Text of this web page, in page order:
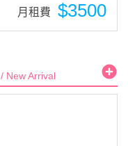
$3500
月租費
/ New Arrival